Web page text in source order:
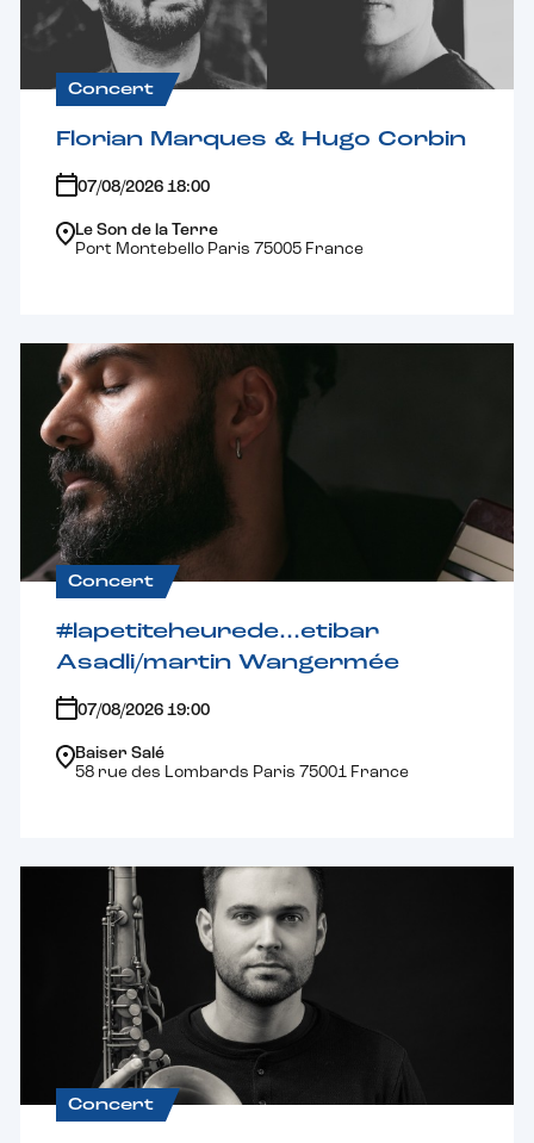
Concert
Florian Marques & Hugo Corbin
07/08/2026 18:00
Le Son de la Terre
Port Montebello Paris 75005 France
Concert
#lapetiteheurede…etibar
Asadli/martin Wangermée
07/08/2026 19:00
Baiser Salé
58 rue des Lombards Paris 75001 France
Concert